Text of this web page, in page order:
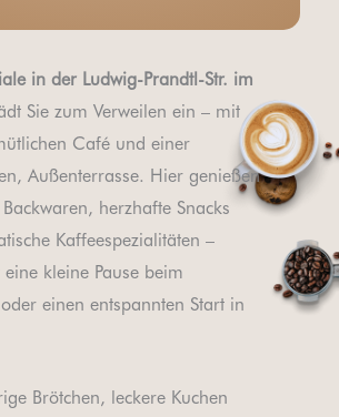
in der Ludwig-Prandtl-Str. im
Sie zum Verweilen ein – mit
Café und einer
Außenterrasse. Hier genießen
herzhafte Snacks
Kaffeespezialitäten –
kleine Pause beim
einen entspannten Start in
Brötchen, leckere Kuchen